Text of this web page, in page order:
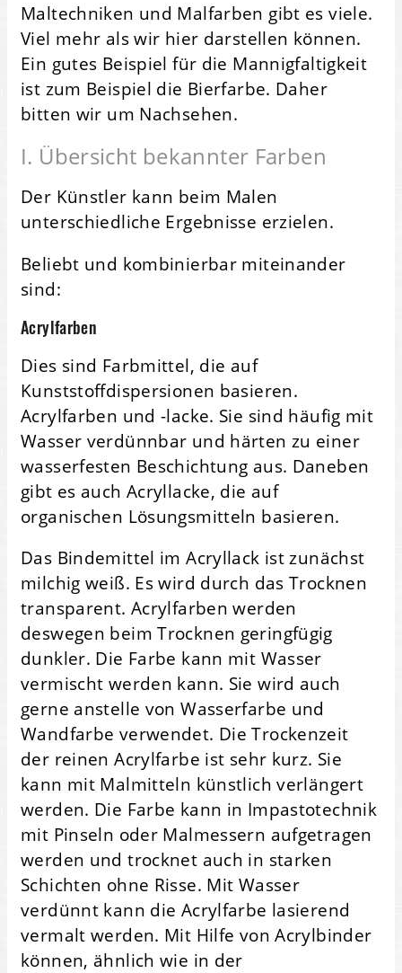
Maltechniken und Malfarben gibt es viele.
Viel mehr als wir hier darstellen können.
Ein gutes Beispiel für die Mannigfaltigkeit
ist zum Beispiel die Bierfarbe. Daher
bitten wir um Nachsehen.
I. Übersicht bekannter Farben
Der Künstler kann beim Malen
unterschiedliche Ergebnisse erzielen.
Beliebt und kombinierbar miteinander
sind:
Acrylfarben
Dies sind Farbmittel, die auf
Kunststoffdispersionen basieren.
Acrylfarben und -lacke. Sie sind häufig mit
Wasser verdünnbar und härten zu einer
wasserfesten Beschichtung aus. Daneben
gibt es auch Acryllacke, die auf
organischen Lösungsmitteln basieren.
Das Bindemittel im Acryllack ist zunächst
milchig weiß. Es wird durch das Trocknen
transparent. Acrylfarben werden
deswegen beim Trocknen geringfügig
dunkler. Die Farbe kann mit Wasser
vermischt werden kann. Sie wird auch
gerne anstelle von Wasserfarbe und
Wandfarbe verwendet. Die Trockenzeit
der reinen Acrylfarbe ist sehr kurz. Sie
kann mit Malmitteln künstlich verlängert
werden. Die Farbe kann in Impastotechnik
mit Pinseln oder Malmessern aufgetragen
werden und trocknet auch in starken
Schichten ohne Risse. Mit Wasser
verdünnt kann die Acrylfarbe lasierend
vermalt werden. Mit Hilfe von Acrylbinder
können, ähnlich wie in der